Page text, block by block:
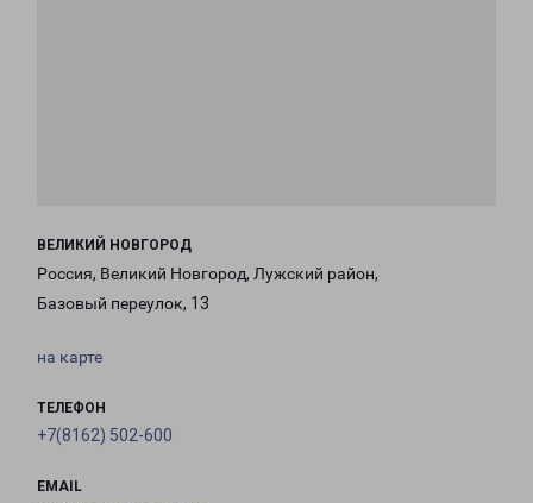
ВЕЛИКИЙ НОВГОРОД
Россия, Великий Новгород, Лужский район,
Базовый переулок, 13
на карте
ТЕЛЕФОН
+7(8162) 502-600
EMAIL